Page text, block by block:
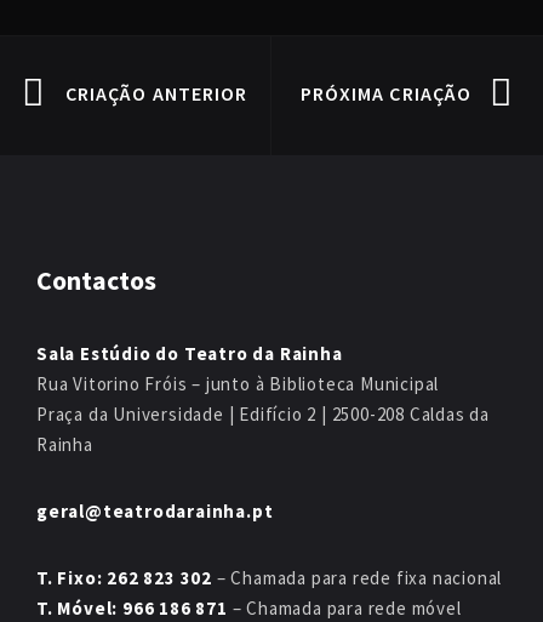
CRIAÇÃO ANTERIOR PRÓXIMA CRIAÇÃO
Contactos
Sala Estúdio do Teatro da Rainha
Rua Vitorino Fróis – junto à Biblioteca Municipal
Praça da Universidade | Edifício 2 | 2500-208 Caldas da
Rainha
geral@teatrodarainha.pt
T. Fixo: 262 823 302 – Chamada para rede fixa nacional
T. Móvel: 966 186 871 – Chamada para rede móvel